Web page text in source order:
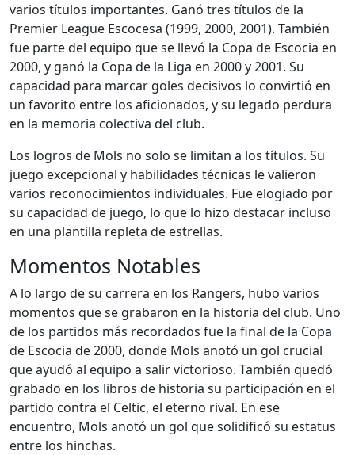
varios títulos importantes. Ganó tres títulos de la
Premier League Escocesa (1999, 2000, 2001). También
fue parte del equipo que se llevó la Copa de Escocia en
2000, y ganó la Copa de la Liga en 2000 y 2001. Su
capacidad para marcar goles decisivos lo convirtió en
un favorito entre los aficionados, y su legado perdura
en la memoria colectiva del club.
Los logros de Mols no solo se limitan a los títulos. Su
juego excepcional y habilidades técnicas le valieron
varios reconocimientos individuales. Fue elogiado por
su capacidad de juego, lo que lo hizo destacar incluso
en una plantilla repleta de estrellas.
Momentos Notables
A lo largo de su carrera en los Rangers, hubo varios
momentos que se grabaron en la historia del club. Uno
de los partidos más recordados fue la final de la Copa
de Escocia de 2000, donde Mols anotó un gol crucial
que ayudó al equipo a salir victorioso. También quedó
grabado en los libros de historia su participación en el
partido contra el Celtic, el eterno rival. En ese
encuentro, Mols anotó un gol que solidificó su estatus
entre los hinchas.